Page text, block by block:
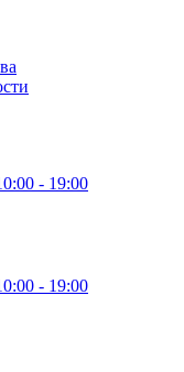
- 19:00
- 19:00